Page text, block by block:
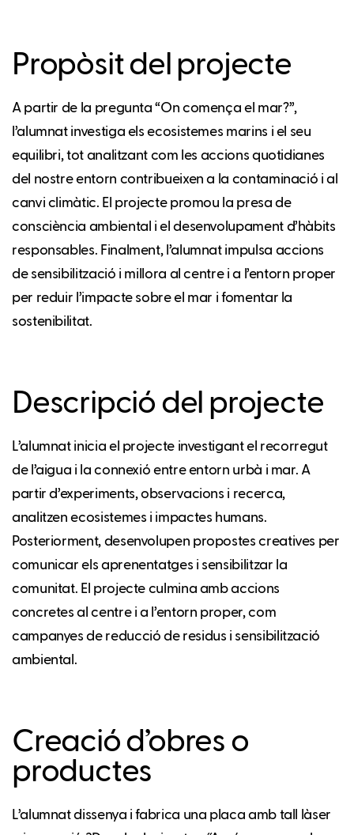
Propòsit del projecte
A partir de la pregunta “On comença el mar?”,
l’alumnat investiga els ecosistemes marins i el seu
equilibri, tot analitzant com les accions quotidianes
del nostre entorn contribueixen a la contaminació i al
canvi climàtic. El projecte promou la presa de
consciència ambiental i el desenvolupament d’hàbits
responsables. Finalment, l’alumnat impulsa accions
de sensibilització i millora al centre i a l’entorn proper
per reduir l’impacte sobre el mar i fomentar la
sostenibilitat.
Descripció del projecte
L’alumnat inicia el projecte investigant el recorregut
de l’aigua i la connexió entre entorn urbà i mar. A
partir d’experiments, observacions i recerca,
analitzen ecosistemes i impactes humans.
Posteriorment, desenvolupen propostes creatives per
comunicar els aprenentatges i sensibilitzar la
comunitat. El projecte culmina amb accions
concretes al centre i a l’entorn proper, com
campanyes de reducció de residus i sensibilització
ambiental.
Creació d’obres o
productes
L’alumnat dissenya i fabrica una placa amb tall làser